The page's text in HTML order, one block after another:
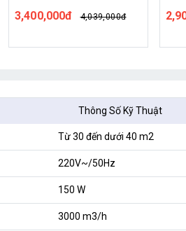
2,900,000đ 3,100,000đ
Đã
Thông Số Kỹ Thuật
Từ 30 đến dưới 40 m2
220V~/50Hz
150 W
3000 m3/h